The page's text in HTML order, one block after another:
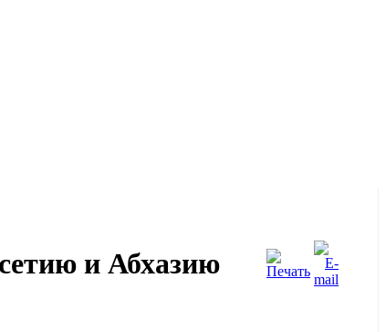
и Абхазию